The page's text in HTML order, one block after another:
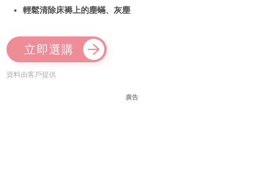
輕鬆清除床褥上的塵蟎、灰塵
立即選購
資料由客戶提供
廣告